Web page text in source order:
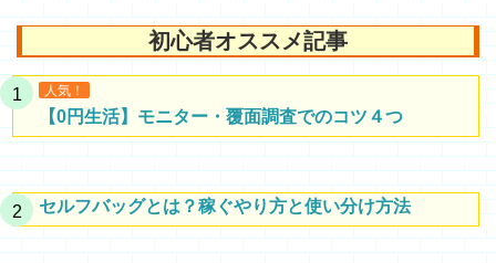
初心者オススメ記事
人気！
【0円生活】モニター・覆面調査でのコツ４つ
セルフバッグとは？稼ぐやり方と使い分け方法